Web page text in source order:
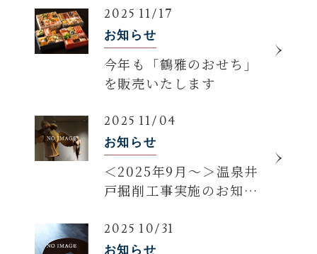
2025 11/17
お知らせ
今年も「鶴雅のおせち」
を販売いたします
2025 11/04
お知らせ
＜2025年9月～＞温泉井
戸掘削工事実施のお知ら
2025 10/31
お知らせ